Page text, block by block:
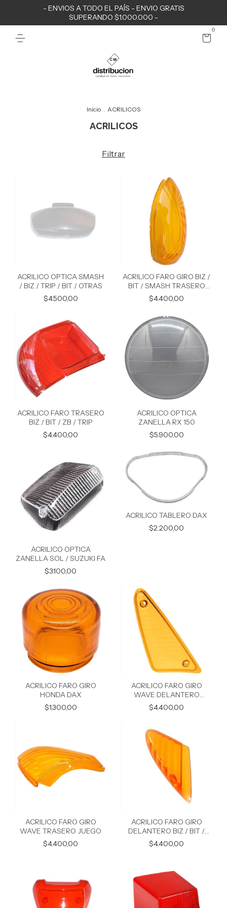
- ENVIOS A TODO EL PAÍS - ENVIO GRATIS
SUPERANDO $1.000.000 -
0
Inicio . ACRILICOS
ACRILICOS
Filtrar
ACRILICO OPTICA SMASH
/ BIZ / TRIP / BIT / OTRAS
$4.500,00
ACRILICO FARO GIRO BIZ /
BIT / SMASH TRASERO
JUEGO
$4.400,00
ACRILICO FARO TRASERO
BIZ / BIT / ZB / TRIP
$4.400,00
ACRILICO OPTICA
ZANELLA RX 150
$5.900,00
ACRILICO OPTICA
ZANELLA SOL / SUZUKI FA
$3.100,00
ACRILICO TABLERO DAX
$2.200,00
ACRILICO FARO GIRO
HONDA DAX
$1.300,00
ACRILICO FARO GIRO
WAVE DELANTERO
JUEGO
$4.400,00
ACRILICO FARO GIRO
WAVE TRASERO JUEGO
$4.400,00
ACRILICO FARO GIRO
DELANTERO BIZ / BIT /
SMASH DERECHO
$4.400,00